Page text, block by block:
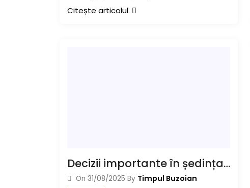
Citește articolul
Decizii importante în ședința Consiliului Județean
On 31/08/2025 By Timpul Buzoian